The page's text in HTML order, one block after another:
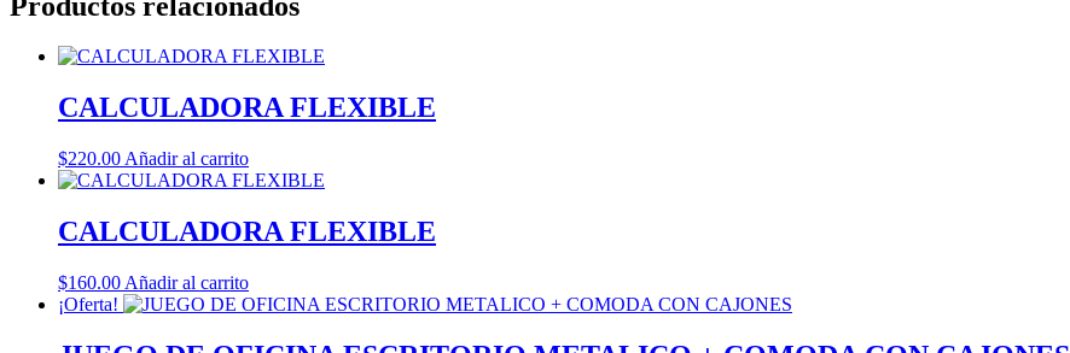
CALCULADORA FLEXIBLE
$220.00 Añadir al carrito
CALCULADORA FLEXIBLE
$160.00 Añadir al carrito
¡Oferta!